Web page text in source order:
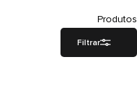
Produtos
Filtrar